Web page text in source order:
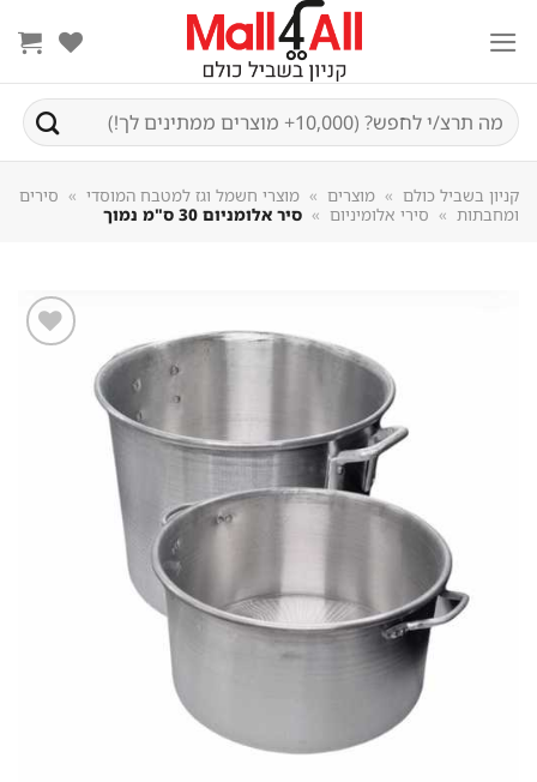
חיפוש
עבור:
קניון בשביל כולם » מוצרים » מוצרי חשמל וגז למטבח המוסדי » סירים
ומחבתות » סירי אלומיניום » סיר אלומניום 30 ס"מ נמוך